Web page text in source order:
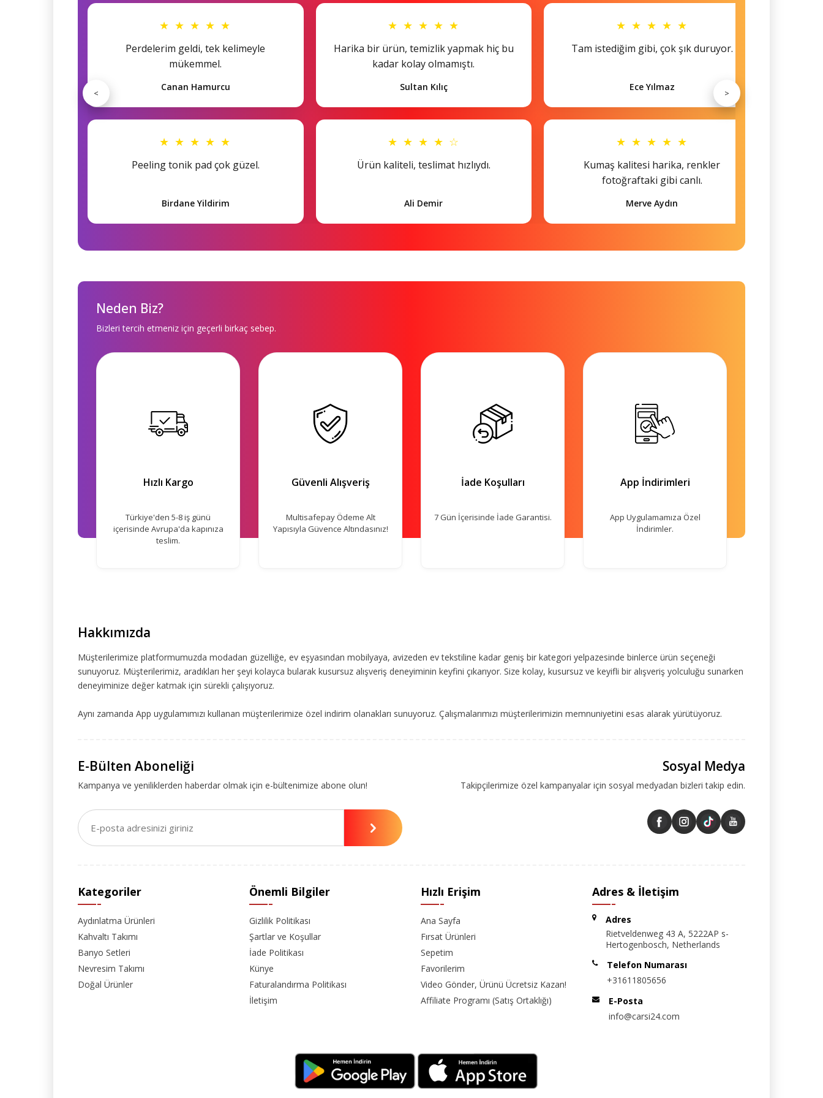
★ ★ ★ ★ ★
Perdelerim geldi, tek kelimeyle
mükemmel.
Canan Hamurcu
★ ★ ★ ★ ★
Peeling tonik pad çok güzel.
Birdane Yildirim
★ ★ ★ ★ ★
Harika bir ürün, temizlik yapmak hiç bu
kadar kolay olmamıştı.
Sultan Kılıç
★ ★ ★ ★ ☆
Ürün kaliteli, teslimat hızlıydı.
Ali Demir
★ ★ ★ ★ ★
Tam istediğim gibi, çok şık duruyor.
Ece Yılmaz
★ ★ ★ ★ ★
Kumaş kalitesi harika, renkler
fotoğraftaki gibi canlı.
Merve Aydın
< >
Neden Biz?
Bizleri tercih etmeniz için geçerli birkaç sebep.
Hızlı Kargo
Türkiye'den 5-8 iş günü
içerisinde Avrupa'da kapınıza
teslim.
Güvenli Alışveriş
Multisafepay Ödeme Alt
Yapısıyla Güvence Altındasınız!
İade Koşulları
7 Gün İçerisinde İade Garantisi.
App İndirimleri
App Uygulamamıza Özel
İndirimler.
Hakkımızda
Müşterilerimize platformumuzda modadan güzelliğe, ev eşyasından mobilyaya, avizeden ev tekstiline kadar geniş bir kategori yelpazesinde binlerce ürün seçeneği
sunuyoruz. Müşterilerimiz, aradıkları her şeyi kolayca bularak kusursuz alışveriş deneyiminin keyfini çıkarıyor. Size kolay, kusursuz ve keyifli bir alışveriş yolculuğu sunarken
deneyiminize değer katmak için sürekli çalışıyoruz.
Aynı zamanda App uygulamımızı kullanan müşterilerimize özel indirim olanakları sunuyoruz. Çalışmalarımızı müşterilerimizin memnuniyetini esas alarak yürütüyoruz.
E-Bülten Aboneliği
Kampanya ve yeniliklerden haberdar olmak için e-bültenimize abone olun!
Sosyal Medya
Takipçilerimize özel kampanyalar için sosyal medyadan bizleri takip edin.
Kategoriler
Aydınlatma Ürünleri
Kahvaltı Takımı
Banyo Setleri
Nevresim Takımı
Doğal Ürünler
Önemli Bilgiler
Gizlilik Politikası
Şartlar ve Koşullar
İade Politikası
Künye
Faturalandırma Politikası
İletişim
Hızlı Erişim
Ana Sayfa
Fırsat Ürünleri
Sepetim
Favorilerim
Video Gönder, Ürünü Ücretsiz Kazan!
Affiliate Programı (Satış Ortaklığı)
Adres & İletişim
Adres
Rietveldenweg 43 A, 5222AP s-
Hertogenbosch, Netherlands
Telefon Numarası
+31611805656
E-Posta
info@carsi24.com